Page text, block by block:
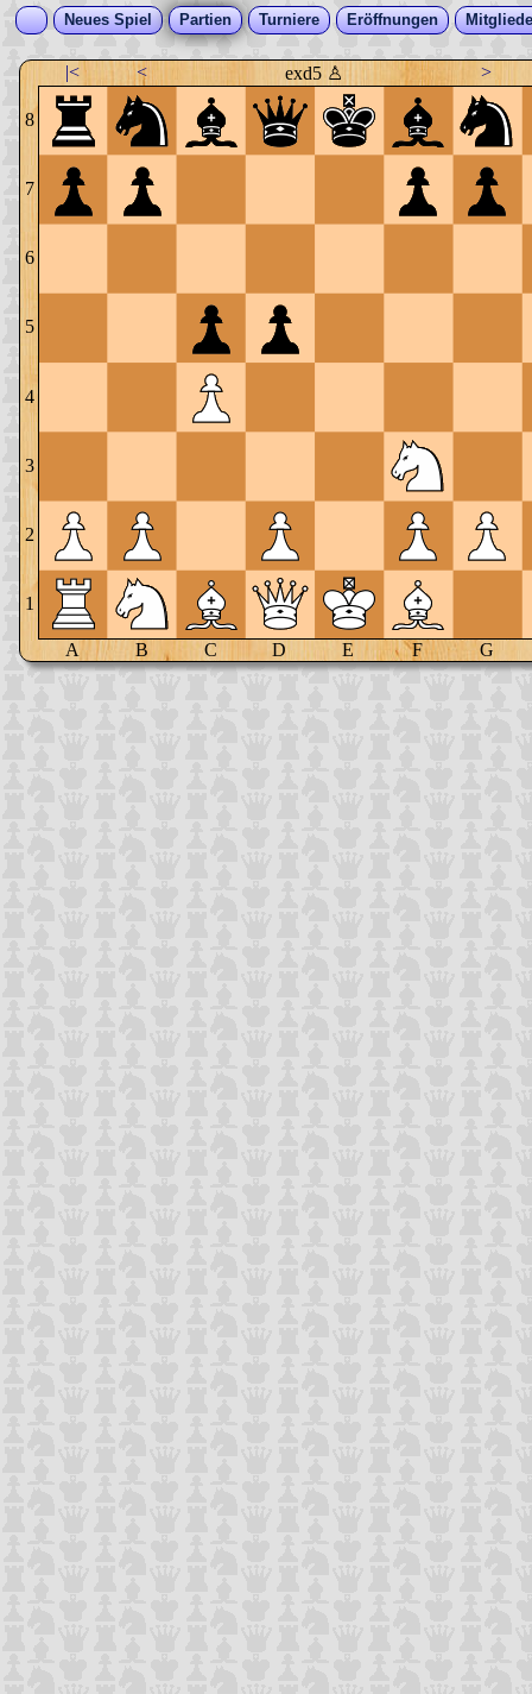
Neues Spiel Partien Turniere Eröffnungen
|< < exd5 ♙ >
8
7
6
5
4
3
2
1
A B C D E F G